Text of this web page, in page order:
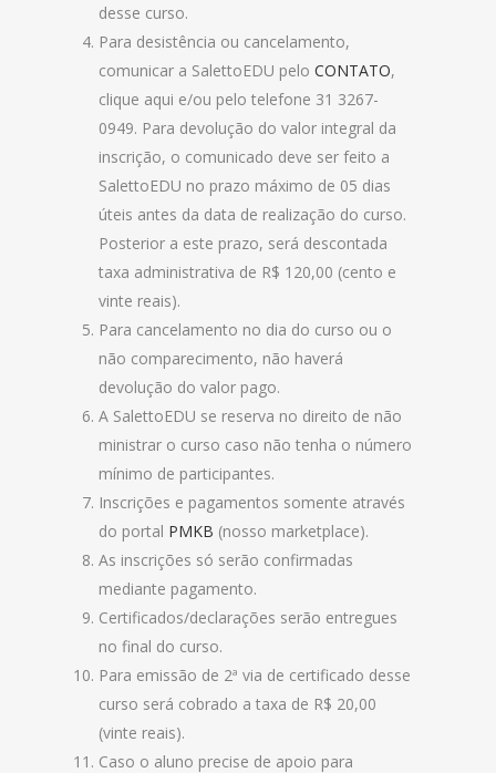
desse curso.
Para desistência ou cancelamento,
comunicar a SalettoEDU pelo CONTATO,
clique aqui e/ou pelo telefone 31 3267-
0949. Para devolução do valor integral da
inscrição, o comunicado deve ser feito a
SalettoEDU no prazo máximo de 05 dias
úteis antes da data de realização do curso.
Posterior a este prazo, será descontada
taxa administrativa de R$ 120,00 (cento e
vinte reais).
Para cancelamento no dia do curso ou o
não comparecimento, não haverá
devolução do valor pago.
A SalettoEDU se reserva no direito de não
ministrar o curso caso não tenha o número
mínimo de participantes.
Inscrições e pagamentos somente através
do portal PMKB (nosso marketplace).
As inscrições só serão confirmadas
mediante pagamento.
Certificados/declarações serão entregues
no final do curso.
Para emissão de 2ª via de certificado desse
curso será cobrado a taxa de R$ 20,00
(vinte reais).
Caso o aluno precise de apoio para